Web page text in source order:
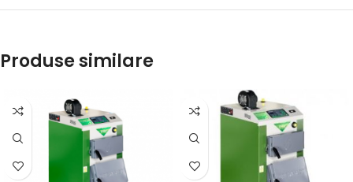
Produse similare